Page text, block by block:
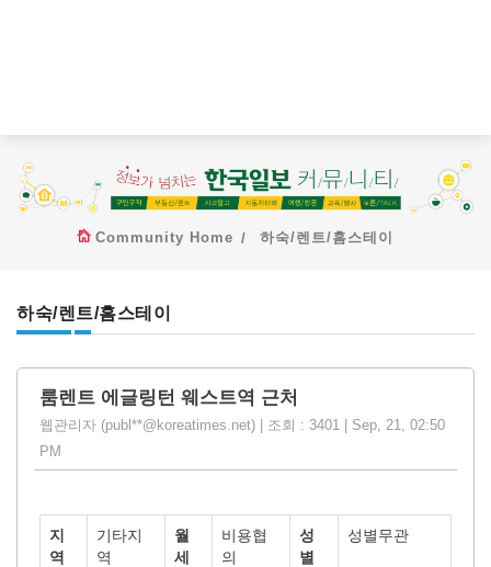
Community Home 하숙/렌트/홈스테이
하숙/렌트/홈스테이
룸렌트 에글링턴 웨스트역 근처
웹관리자 (publ**@koreatimes.net) | 조회 : 3401 | Sep, 21, 02:50
PM
지
역
기타지
역
월
세
비용협
의
성
별
성별무관